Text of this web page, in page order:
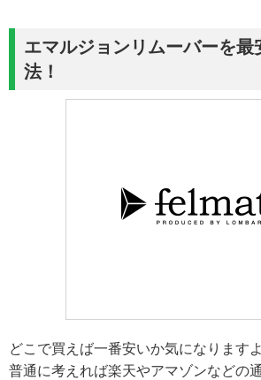
エマルジョンリムーバーを最
法！
どこで買えば一番安いか気になります
普通に考えれば楽天やアマゾンなどの